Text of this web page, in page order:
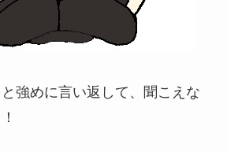
と強めに言い返して、聞こえな